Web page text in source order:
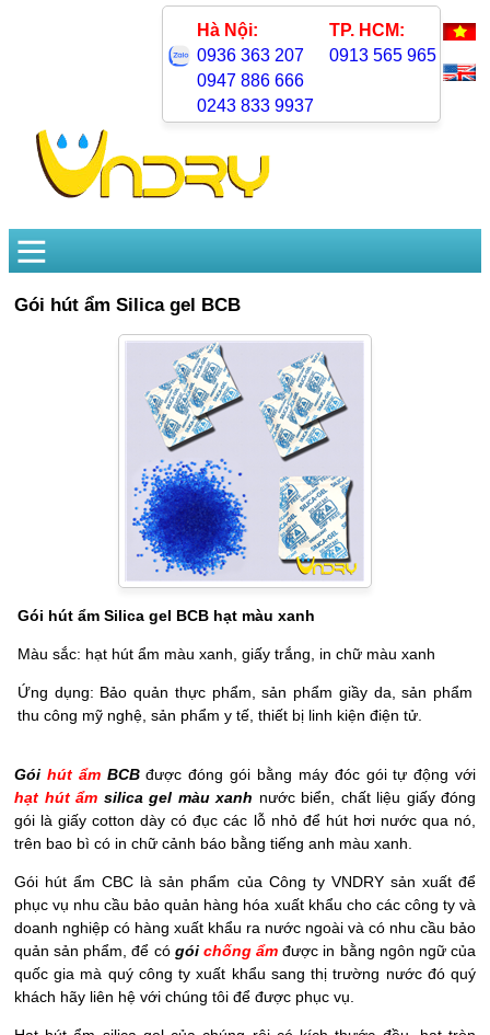
Hà Nội:
0936 363 207
0947 886 666
0243 833 9937
TP. HCM:
0913 565 965
Gói hút ẩm Silica gel BCB
Gói hút ẩm Silica gel BCB hạt màu xanh
Màu sắc: hạt hút ẩm màu xanh, giấy trắng, in chữ màu xanh
Ứng dụng: Bảo quản thực phẩm, sản phẩm giầy da, sản phẩm
thu công mỹ nghệ, sản phẩm y tế, thiết bị linh kiện điện tử.
Gói hút ẩmBCBđược đóng gói bằng máy đóc gói tự động với
hạt hút ẩm silica gel màu xanh nước biển, chất liệu giấy đóng
gói là giấy cotton dày có đục các lỗ nhỏ để hút hơi nước qua nó,
trên bao bì có in chữ cảnh báo bằng tiếng anh màu xanh.
Gói hút ẩm CBC là sản phẩm của Công ty VNDRY sản xuất để
phục vụ nhu cầu bảo quản hàng hóa xuất khẩu cho các công ty và
doanh nghiệp có hàng xuất khẩu ra nước ngoài và có nhu cầu bảo
quản sản phẩm, để có gói chống ẩm được in bằng ngôn ngữ của
quốc gia mà quý công ty xuất khẩu sang thị trường nước đó quý
khách hãy liên hệ với chúng tôi để được phục vụ.